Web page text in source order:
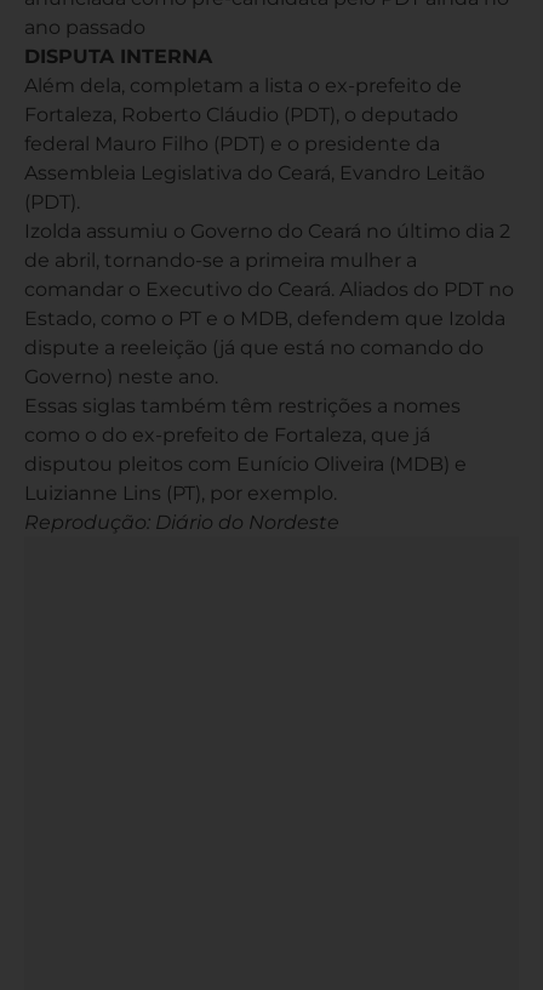
ano passado
DISPUTA INTERNA
Além dela, completam a lista o ex-prefeito de
Fortaleza, Roberto Cláudio (PDT), o deputado
federal Mauro Filho (PDT) e o presidente da
Assembleia Legislativa do Ceará, Evandro Leitão
(PDT).
Izolda assumiu o Governo do Ceará no último dia 2
de abril, tornando-se a primeira mulher a
comandar o Executivo do Ceará. Aliados do PDT no
Estado, como o PT e o MDB, defendem que Izolda
dispute a reeleição (já que está no comando do
Governo) neste ano.
Essas siglas também têm restrições a nomes
como o do ex-prefeito de Fortaleza, que já
disputou pleitos com Eunício Oliveira (MDB) e
Luizianne Lins (PT), por exemplo.
Reprodução: Diário do Nordeste